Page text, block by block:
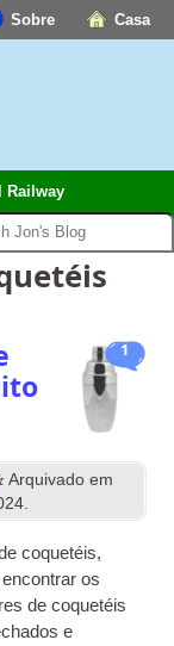
Casa
Sobre
Railway
1
Arquivado em
.
coquetéis,
os
de coquetéis
e